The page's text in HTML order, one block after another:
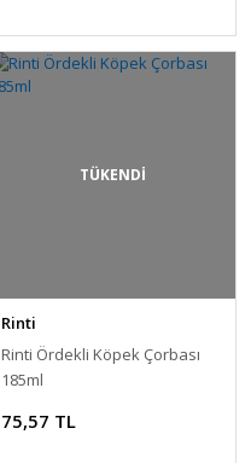
TÜKENDİ
Rinti
Rinti Ördekli Köpek Çorbası
185ml
75,57 TL